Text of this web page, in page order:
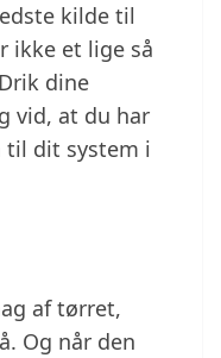
kilde til
ikke et lige så
dine
vid, at du har
dit system i
af tørret,
Og når den